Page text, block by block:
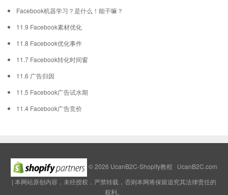
Facebook机器学习？是什么！能干嘛？
11.9 Facebook素材优化
11.8 Facebook优化事件
11.7 Facebook转化时间窗
11.6 广告归因
11.5 Facebook广告试水期
11.4 Facebook广告竞价
© 2026 UcanB2C-Shopify教程 UcanB2C.com
| 本网站原创内容，未经授权，严禁转载，否则本网将保留追究其法律责任的
权利。